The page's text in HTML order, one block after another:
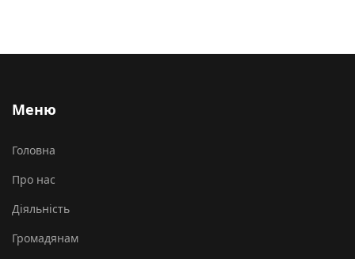
Меню
Головна
Про нас
Діяльність
Громадянам